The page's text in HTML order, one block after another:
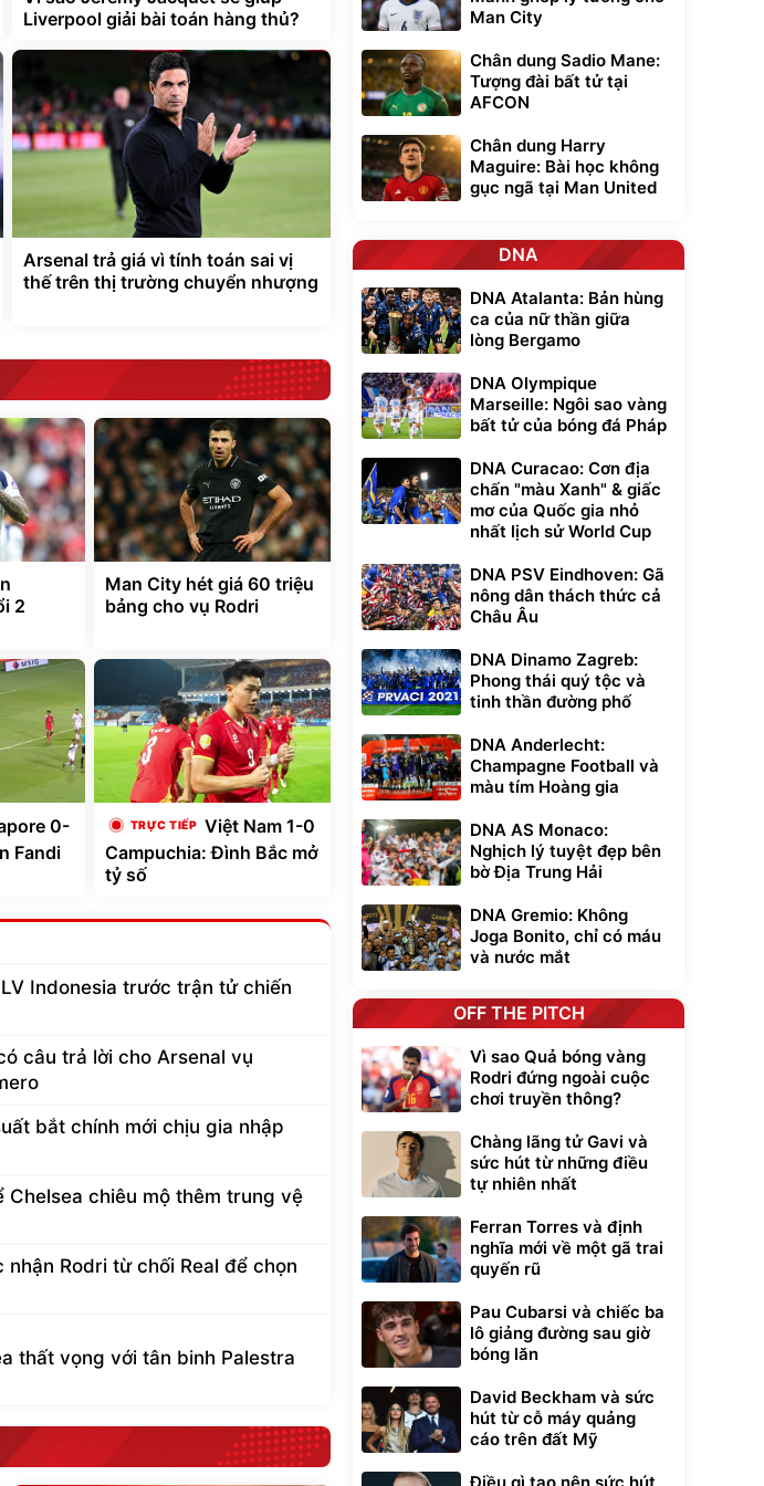
Liverpool giải bài toán hàng thủ?
Arsenal trả giá vì tính toán sai vị
thế trên thị trường chuyển nhượng
2
Man City hét giá 60 triệu
bảng cho vụ Rodri
0-
Fandi
Việt Nam 1-0
Campuchia: Đình Bắc mở
tỷ số
Indonesia trước trận tử chiến
câu trả lời cho Arsenal vụ
bắt chính mới chịu gia nhập
Chelsea chiêu mộ thêm trung vệ
nhận Rodri từ chối Real để chọn
thất vọng với tân binh Palestra
Man City
Chân dung Sadio Mane:
Tượng đài bất tử tại
AFCON
Chân dung Harry
Maguire: Bài học không
gục ngã tại Man United
DNA
DNA Atalanta: Bản hùng
ca của nữ thần giữa
lòng Bergamo
DNA Olympique
Marseille: Ngôi sao vàng
bất tử của bóng đá Pháp
DNA Curacao: Cơn địa
chấn "màu Xanh" & giấc
mơ của Quốc gia nhỏ
nhất lịch sử World Cup
DNA PSV Eindhoven: Gã
nông dân thách thức cả
Châu Âu
DNA Dinamo Zagreb:
Phong thái quý tộc và
tinh thần đường phố
DNA Anderlecht:
Champagne Football và
màu tím Hoàng gia
DNA AS Monaco:
Nghịch lý tuyệt đẹp bên
bờ Địa Trung Hải
DNA Gremio: Không
Joga Bonito, chỉ có máu
và nước mắt
OFF THE PITCH
Vì sao Quả bóng vàng
Rodri đứng ngoài cuộc
chơi truyền thông?
Chàng lãng tử Gavi và
sức hút từ những điều
tự nhiên nhất
Ferran Torres và định
nghĩa mới về một gã trai
quyến rũ
Pau Cubarsi và chiếc ba
lô giảng đường sau giờ
bóng lăn
David Beckham và sức
hút từ cỗ máy quảng
cáo trên đất Mỹ
Điều gì tạo nên sức hút